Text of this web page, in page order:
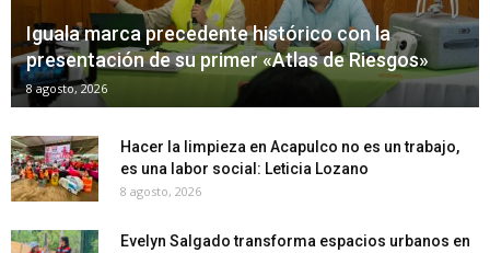
Iguala marca precedente histórico con la
presentación de su primer «Atlas de Riesgos»
8 agosto, 2026
Hacer la limpieza en Acapulco no es un trabajo,
es una labor social: Leticia Lozano
8 agosto, 2026
Evelyn Salgado transforma espacios urbanos en